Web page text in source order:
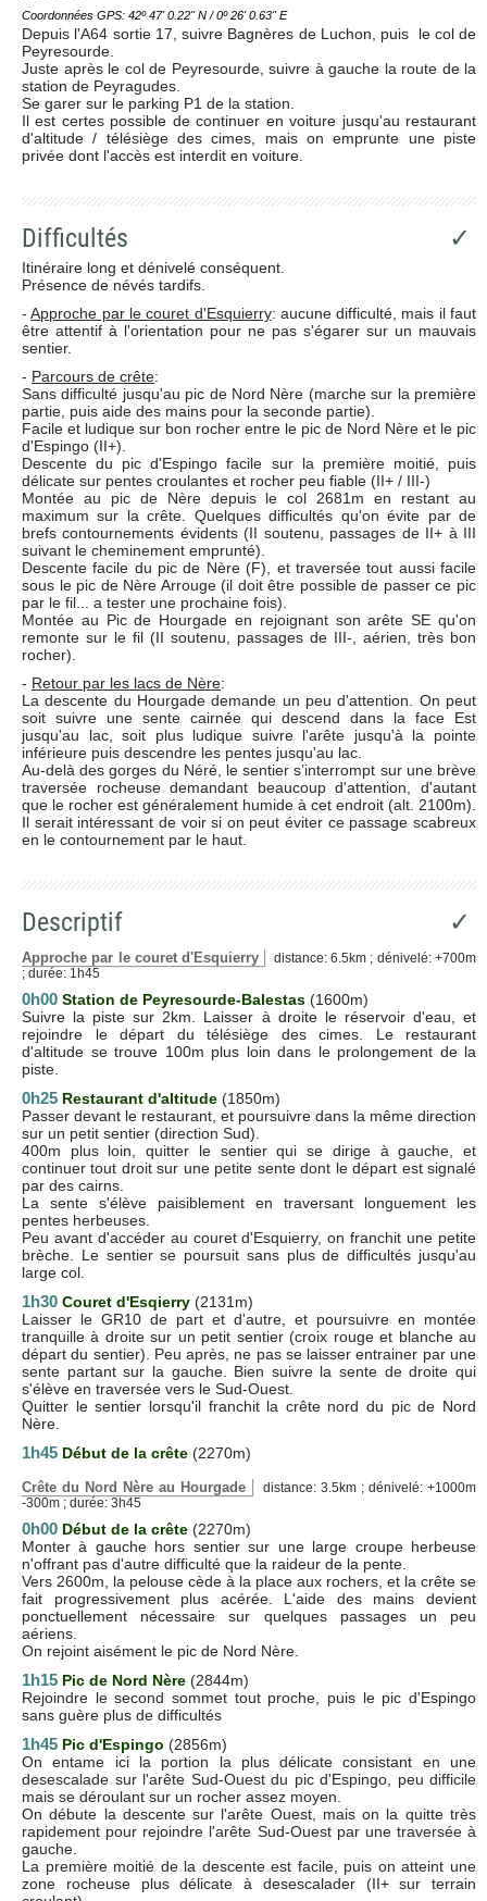
Coordonnées GPS: 42º 47' 0.22'' N / 0º 26' 0.63'' E
Depuis l'A64 sortie 17, suivre Bagnères de Luchon, puis le col de
Peyresourde.
Juste après le col de Peyresourde, suivre à gauche la route de la
station de Peyragudes.
Se garer sur le parking P1 de la station.
Il est certes possible de continuer en voiture jusqu'au restaurant
d'altitude / télésiège des cimes, mais on emprunte une piste
privée dont l'accès est interdit en voiture.
Difficultés ✓
Itinéraire long et dénivelé conséquent.
Présence de névés tardifs.
-Approche par le couret d'Esquierry: aucune difficulté, mais il faut
être attentif à l'orientation pour ne pas s'égarer sur un mauvais
sentier.
- Parcours de crête:
Sans difficulté jusqu'au pic de Nord Nère (marche sur la première
partie, puis aide des mains pour la seconde partie).
Facile et ludique sur bon rocher entre le pic de Nord Nère et le pic
d'Espingo (II+).
Descente du pic d'Espingo facile sur la première moitié, puis
délicate sur pentes croulantes et rocher peu fiable (II+ / III-)
Montée au pic de Nère depuis le col 2681m en restant au
maximum sur la crête. Quelques difficultés qu'on évite par de
brefs contournements évidents (II soutenu, passages de II+ à III
suivant le cheminement emprunté).
Descente facile du pic de Nère (F), et traversée tout aussi facile
sous le pic de Nère Arrouge (il doit être possible de passer ce pic
par le fil... a tester une prochaine fois).
Montée au Pic de Hourgade en rejoignant son arête SE qu'on
remonte sur le fil (II soutenu, passages de III-, aérien, très bon
rocher).
- Retour par les lacs de Nère:
La descente du Hourgade demande un peu d'attention. On peut
soit suivre une sente cairnée qui descend dans la face Est
jusqu'au lac, soit plus ludique suivre l'arête jusqu'à la pointe
inférieure puis descendre les pentes jusqu'au lac.
Au-delà des gorges du Néré, le sentier s’interrompt sur une brève
traversée rocheuse demandant beaucoup d'attention, d'autant
que le rocher est généralement humide à cet endroit (alt. 2100m).
Il serait intéressant de voir si on peut éviter ce passage scabreux
en le contournement par le haut.
Descriptif ✓
Approche par le couret d'Esquierry
distance: 6.5km ; dénivelé: +700m
; durée: 1h45
0h00 Station de Peyresourde-Balestas (1600m)
Suivre la piste sur 2km. Laisser à droite le réservoir d'eau, et
rejoindre le départ du télésiège des cimes. Le restaurant
d'altitude se trouve 100m plus loin dans le prolongement de la
piste.
0h25 Restaurant d'altitude (1850m)
Passer devant le restaurant, et poursuivre dans la même direction
sur un petit sentier (direction Sud).
400m plus loin, quitter le sentier qui se dirige à gauche, et
continuer tout droit sur une petite sente dont le départ est signalé
par des cairns.
La sente s'élève paisiblement en traversant longuement les
pentes herbeuses.
Peu avant d'accéder au couret d'Esquierry, on franchit une petite
brèche. Le sentier se poursuit sans plus de difficultés jusqu'au
large col.
1h30 Couret d'Esqierry (2131m)
Laisser le GR10 de part et d'autre, et poursuivre en montée
tranquille à droite sur un petit sentier (croix rouge et blanche au
départ du sentier). Peu après, ne pas se laisser entrainer par une
sente partant sur la gauche. Bien suivre la sente de droite qui
s'élève en traversée vers le Sud-Ouest.
Quitter le sentier lorsqu'il franchit la crête nord du pic de Nord
Nère.
1h45 Début de la crête (2270m)
Crête du Nord Nère au Hourgade
distance: 3.5km ; dénivelé: +1000m
-300m ; durée: 3h45
0h00 Début de la crête (2270m)
Monter à gauche hors sentier sur une large croupe herbeuse
n'offrant pas d'autre difficulté que la raideur de la pente.
Vers 2600m, la pelouse cède à la place aux rochers, et la crête se
fait progressivement plus acérée. L'aide des mains devient
ponctuellement nécessaire sur quelques passages un peu
aériens.
On rejoint aisément le pic de Nord Nère.
1h15 Pic de Nord Nère (2844m)
Rejoindre le second sommet tout proche, puis le pic d'Espingo
sans guère plus de difficultés
1h45 Pic d'Espingo (2856m)
On entame ici la portion la plus délicate consistant en une
desescalade sur l'arête Sud-Ouest du pic d'Espingo, peu difficile
mais se déroulant sur un rocher assez moyen.
On débute la descente sur l'arête Ouest, mais on la quitte très
rapidement pour rejoindre l'arête Sud-Ouest par une traversée à
gauche.
La première moitié de la descente est facile, puis on atteint une
zone rocheuse plus délicate à desescalader (II+ sur terrain